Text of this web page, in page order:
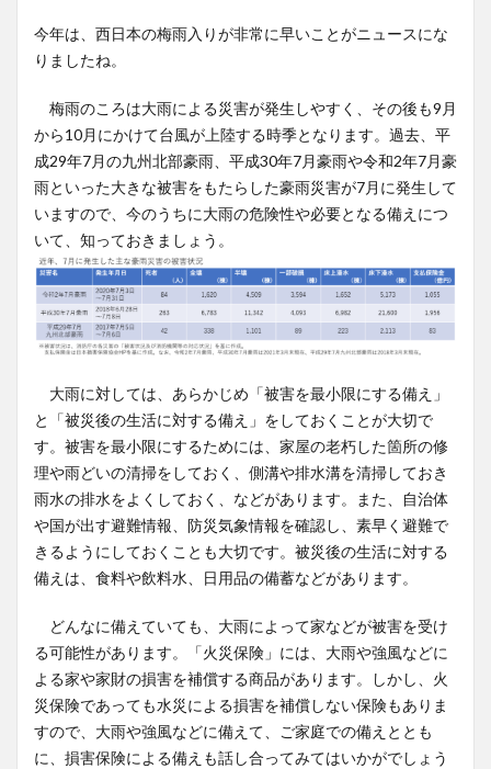
今年は、西日本の梅雨入りが非常に早いことがニュースにな
りましたね。
梅雨のころは大雨による災害が発生しやすく、その後も9月
から10月にかけて台風が上陸する時季となります。過去、平
成29年7月の九州北部豪雨、平成30年7月豪雨や令和2年7月豪
雨といった大きな被害をもたらした豪雨災害が7月に発生して
いますので、今のうちに大雨の危険性や必要となる備えにつ
いて、知っておきましょう。
大雨に対しては、あらかじめ「被害を最小限にする備え」
と「被災後の生活に対する備え」をしておくことが大切で
す。被害を最小限にするためには、家屋の老朽した箇所の修
理や雨どいの清掃をしておく、側溝や排水溝を清掃しておき
雨水の排水をよくしておく、などがあります。また、自治体
や国が出す避難情報、防災気象情報を確認し、素早く避難で
きるようにしておくことも大切です。被災後の生活に対する
備えは、食料や飲料水、日用品の備蓄などがあります。
どんなに備えていても、大雨によって家などが被害を受け
る可能性があります。「火災保険」には、大雨や強風などに
よる家や家財の損害を補償する商品があります。しかし、火
災保険であっても水災による損害を補償しない保険もありま
すので、大雨や強風などに備えて、ご家庭での備えととも
に、損害保険による備えも話し合ってみてはいかがでしょう